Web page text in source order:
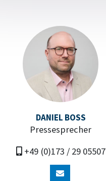
DANIEL BOSS
Pressesprecher
+49 (0)173 / 29 05507